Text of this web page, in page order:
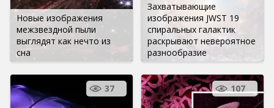
Новые изображения
межзвездной пыли
выглядят как нечто из
сна
Захватывающие
изображения JWST 19
спиральных галактик
раскрывают невероятное
разнообразие
37 107